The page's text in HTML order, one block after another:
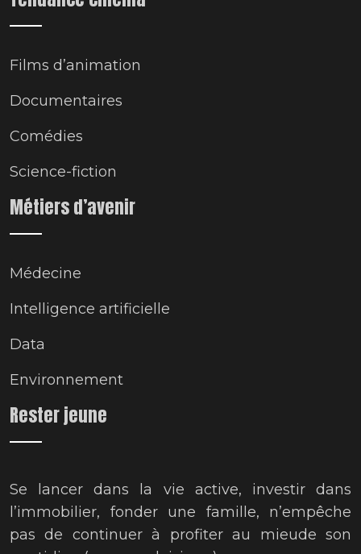
Films d’animation
Documentaires
Comédies
Science-fiction
Métiers d’avenir
Médecine
Intelligence artificielle
Data
Environnement
Rester jeune
Se lancer dans la vie active, investir dans
l’immobilier, fonder une famille, n’empêche
pas de continuer à profiter au mieude son